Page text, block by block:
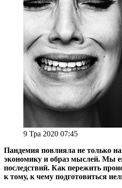
9 Тра 2020 07:45
Пандемия повлияла не только
экономику и образ мыслей. Мы
последствий. Как пережить
к тому, к чему подготовиться